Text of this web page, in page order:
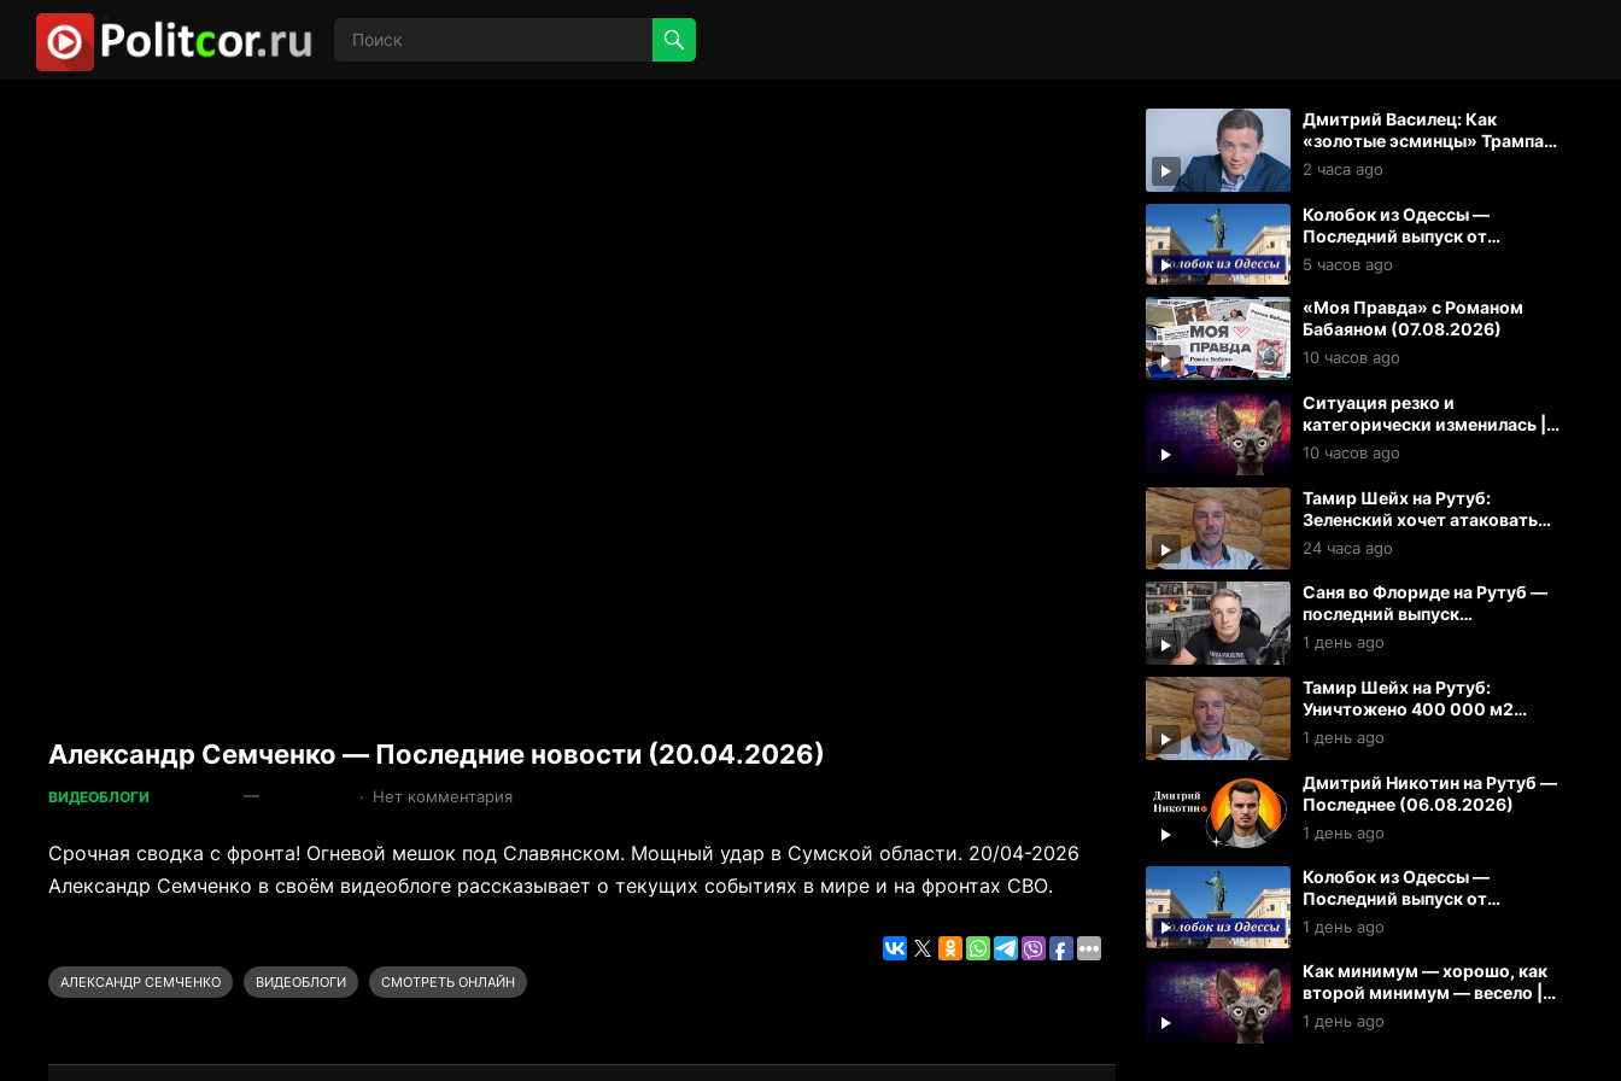
Александр Семченко — Последние новости (20.04.2026)
ВИДЕОБЛОГИ — · Нет комментария
Срочная сводка с фронта! Огневой мешок под Славянском. Мощный удар в Сумской области. 20/04-2026
Александр Семченко в своём видеоблоге рассказывает о текущих событиях в мире и на фронтах СВО.
АЛЕКСАНДР СЕМЧЕНКО ВИДЕОБЛОГИ СМОТРЕТЬ ОНЛАЙН
Дмитрий Василец: Как
«золотые эсминцы» Трампа
уничтожают США
2 часа ago
Колобок из Одессы —
Последний выпуск от
07.08.2026
5 часов ago
«Моя Правда» с Романом
Бабаяном (07.08.2026)
10 часов ago
Ситуация резко и
категорически изменилась |
Кот Костян
10 часов ago
Тамир Шейх на Рутуб:
Зеленский хочет атаковать
Литву.
24 часа ago
Саня во Флориде на Рутуб —
последний выпуск
(06.08.2026)
1 день ago
Тамир Шейх на Рутуб:
Уничтожено 400 000 м2
складов 100 кораблей на
Украине
1 день ago
Дмитрий Никотин на Рутуб —
Последнее (06.08.2026)
1 день ago
Колобок из Одессы —
Последний выпуск от
06.08.2026
1 день ago
Как минимум — хорошо, как
второй минимум — весело |
Кот Костян
1 день ago